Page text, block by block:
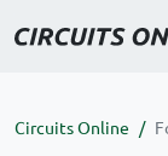
Circuits Online